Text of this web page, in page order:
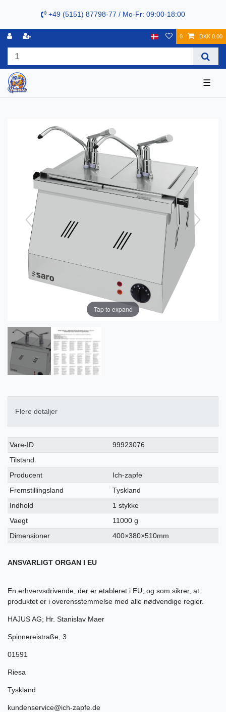
+49 (5151) 87798-77 / Mo-Fr: 09:00-18:00
0 DKK 0.00
☰
Tap to expand
Flere detaljer
Ceres::Template.singleItemTechnicalDataAttribute
Ceres::Template.singleItemTechnicalDataValue
Vare-ID
99923076
Tilstand
Producent
Ich-zapfe
Fremstillingsland
Tyskland
Indhold
1 stykke
Vaegt
11000 g
Dimensioner
400×380×510mm
ANSVARLIGT ORGAN I EU
En erhvervsdrivende, der er etableret i EU, og som sikrer, at
produktet er i overensstemmelse med alle nødvendige regler.
HAJUS AG; Hr. Stanislav Maer
Spinnereistraße 3
01591
Riesa
Tyskland
kundenservice@ich-zapfe.de